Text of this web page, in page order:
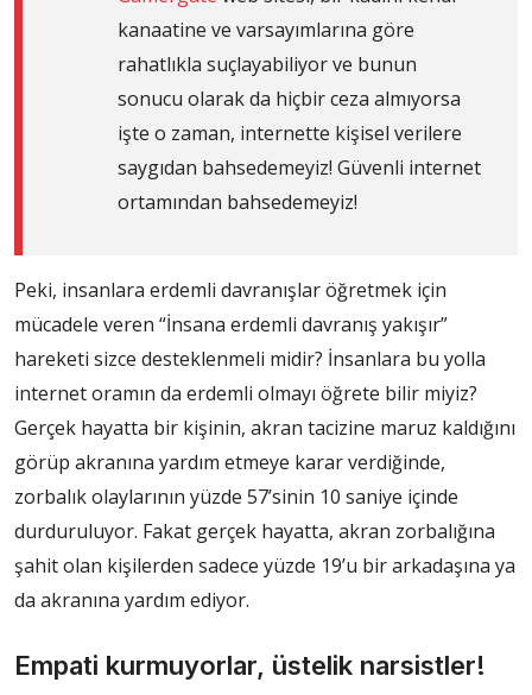
kanaatine ve varsayımlarına göre
rahatlıkla suçlayabiliyor ve bunun
sonucu olarak da hiçbir ceza almıyorsa
işte o zaman, internette kişisel verilere
saygıdan bahsedemeyiz! Güvenli internet
ortamından bahsedemeyiz!
Peki, insanlara erdemli davranışlar öğretmek için
mücadele veren “İnsana erdemli davranış yakışır”
hareketi sizce desteklenmeli midir? İnsanlara bu yolla
internet oramın da erdemli olmayı öğrete bilir miyiz?
Gerçek hayatta bir kişinin, akran tacizine maruz kaldığını
görüp akranına yardım etmeye karar verdiğinde,
zorbalık olaylarının yüzde 57’sinin 10 saniye içinde
durduruluyor. Fakat gerçek hayatta, akran zorbalığına
şahit olan kişilerden sadece yüzde 19’u bir arkadaşına ya
da akranına yardım ediyor.
Empati kurmuyorlar, üstelik narsistler!